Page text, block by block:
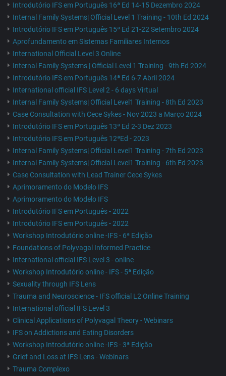
Introdutório IFS em Português 16ª Ed 14-15 Dezembro 2024
Internal Family Systems| Official Level 1 Training - 10th Ed 2024
Introdutório IFS em Português 15ª Ed 21-22 Setembro 2024
Aprofundamento em Sistemas Familiares Internos
International Official Level 3 Online
Internal Family Systems | Official Level 1 Training - 9th Ed 2024
Introdutório IFS em Português 14ª Ed 6-7 Abril 2024
International official IFS Level 2 - 6 days Virtual
Internal Family Systems| Official Level1 Training - 8th Ed 2023
Case Consultation with Cece Sykes - Nov 2023 a Março 2024
Introdutório IFS em Português 13ª Ed 2-3 Dez 2023
Introdutório IFS em Português 12ªEd - 2023
Internal Family Systems| Official Level1 Training - 7th Ed 2023
Internal Family Systems| Official Level1 Training - 6th Ed 2023
Case Consultation with Lead Trainer Cece Sykes
Aprimoramento do Modelo IFS
Aprimoramento do Modelo IFS
Introdutório IFS em Português - 2022
Introdutório IFS em Português - 2022
Workshop Introdutório online -IFS - 6ª Edição
Foundations of Polyvagal Informed Practice
International official IFS Level 3 - online
Workshop Introdutório online - IFS - 5ª Edição
Sexuality through IFS Lens
Trauma and Neuroscience - IFS official L2 Online Training
International official IFS Level 3
Clinical Applications of Polyvagal Theory - Webinars
IFS on Addictions and Eating Disorders
Workshop Introdutório online -IFS - 3ª Edição
Grief and Loss at IFS Lens - Webinars
Trauma Complexo